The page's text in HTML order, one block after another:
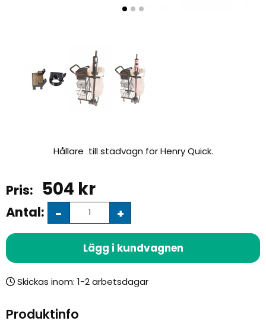
Hållare till städvagn för Henry Quick.
504 kr
Antal: +
-
Lägg i kundvagnen
Skickas inom:
Produktinfo